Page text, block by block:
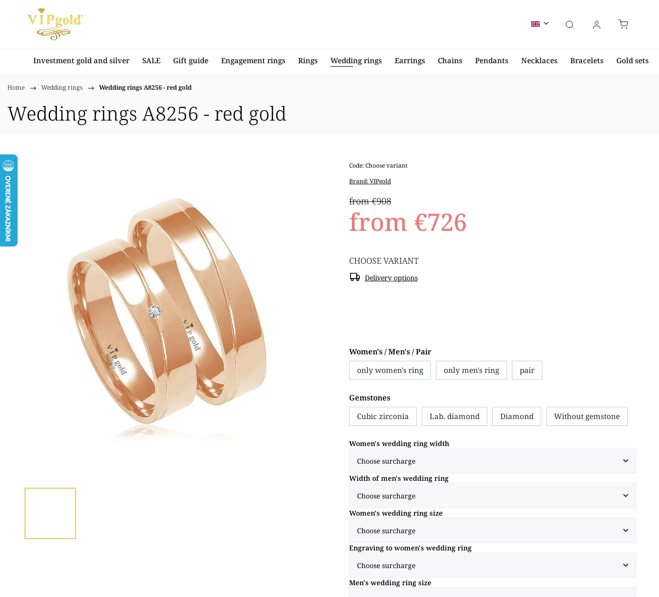
Investment gold and silver SALE Gift guide Engagement rings Rings Wedding rings Earrings Chains Pendants Necklaces Bracelets Gold sets
Home / Wedding rings / Wedding rings A8256 - red gold
Wedding rings A8256 - red gold
Brand:VIPgold
from €908
from €726
Code:Choose variant
Women's / Men's / Pair
only women's ring
only men's ring pair
Gemstones
Cubic zirconia
Lab. diamond Diamond Without gemstone
Women's wedding ring width
Width of men's wedding ring
Women's wedding ring size
Engraving to women's wedding ring
Men's wedding ring size
CHOOSE VARIANT
Delivery options